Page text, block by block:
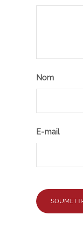
Nom
E-mail